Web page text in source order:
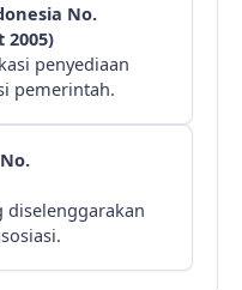
No.
2005)
penyediaan
pemerintah.
diselenggarakan